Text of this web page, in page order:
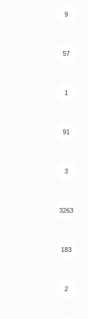
9
57
1
91
3
3263
183
2